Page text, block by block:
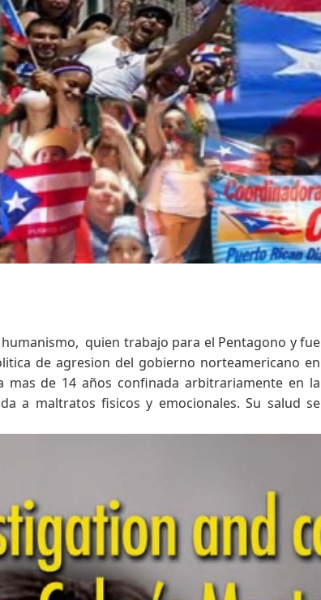
quien trabajo para el Pentagono y fue
de agresion del gobierno norteamericano en
de 14 años confinada arbitrariamente en la
a maltratos fisicos y emocionales. Su salud se